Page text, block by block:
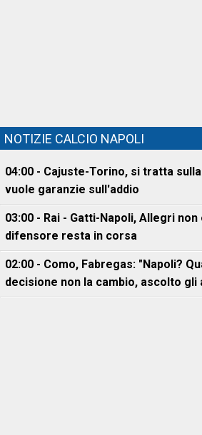
NOTIZIE CALCIO NAPOLI
04:00 - Cajuste-Torino, si tratta
vuole garanzie sull'addio
03:00 - Rai - Gatti-Napoli, Allegri non
difensore resta in corsa
02:00 - Como, Fabregas: "Napoli?
decisione non la cambio, ascolto gli